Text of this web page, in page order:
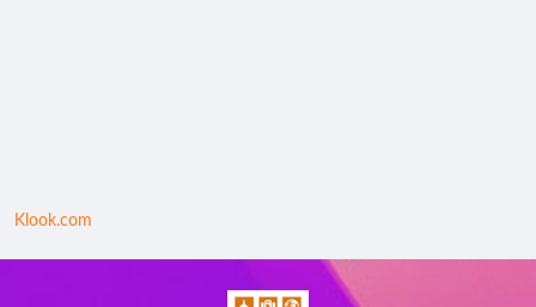
Klook.com